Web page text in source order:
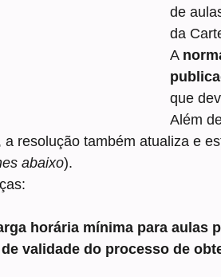
de
da
A
que
Além
resolução também atualiza e
abaixo).
horária mínima para aulas
validade do processo de